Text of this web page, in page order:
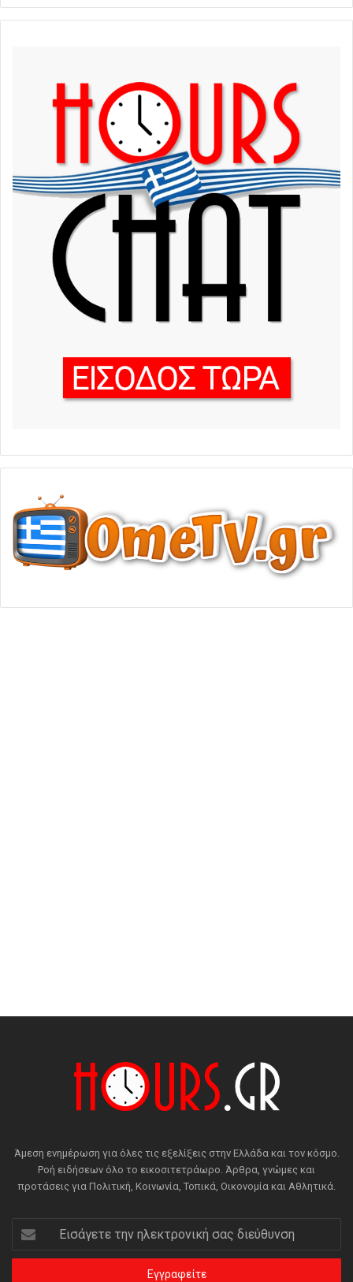
Άμεση ενημέρωση για όλες τις εξελίξεις στην Ελλάδα και τον κόσμο.
Ροή ειδήσεων όλο το εικοσιτετράωρο. Άρθρα, γνώμες και
προτάσεις για Πολιτική, Κοινωνία, Τοπικά, Οικονομία και Αθλητικά.
την
ηλεκτρονική